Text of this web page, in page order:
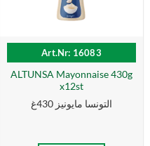
Art.Nr: 16083
ALTUNSA Mayonnaise 430g
x12st
التونسا مايونيز 430غ